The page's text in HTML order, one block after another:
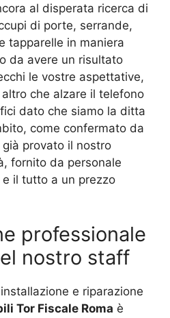
al disperata ricerca di
di porte, serrande,
tapparelle in maniera
da avere un risultato
le vostre aspettative,
che alzare il telefono
dato che siamo la ditta
come confermato da
provato il nostro
fornito da personale
il tutto a un prezzo
professionale
nostro staff
e riparazione
Tor Fiscale Roma è